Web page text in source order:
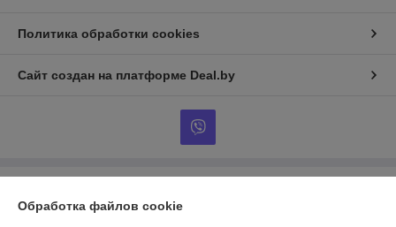
Политика обработки cookies
Сайт создан на платформе Deal.by
Обработка файлов cookie